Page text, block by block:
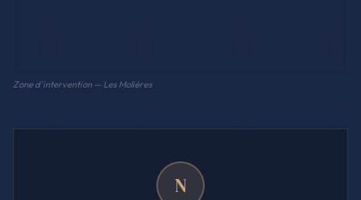
Zone d'intervention — Les Molières
N